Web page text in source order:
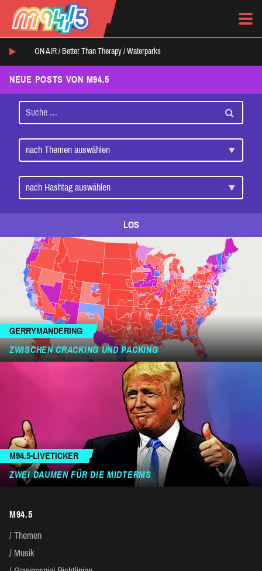
ON AIR / Better Than Therapy / Waterparks
NEUE POSTS VON M94.5
LOS
GERRYMANDERING
ZWISCHEN CRACKING UND PACKING
M94.5-LIVETICKER
ZWEI DAUMEN FÜR DIE MIDTERMS
M94.5
Themen
Musik